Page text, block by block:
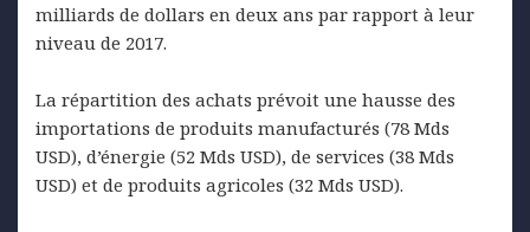
milliards de dollars en deux ans par rapport à leur
niveau de 2017.
La répartition des achats prévoit une hausse des
importations de produits manufacturés (78 Mds
USD), d’énergie (52 Mds USD), de services (38 Mds
USD) et de produits agricoles (32 Mds USD).